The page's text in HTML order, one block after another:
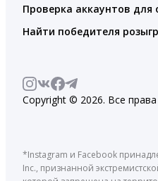
Проверка аккаунтов для
Найти победителя
Copyright © 2026. Все
*Instagram и Facebook
Inc., признанной